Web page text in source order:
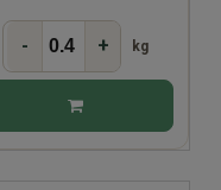
- + kg